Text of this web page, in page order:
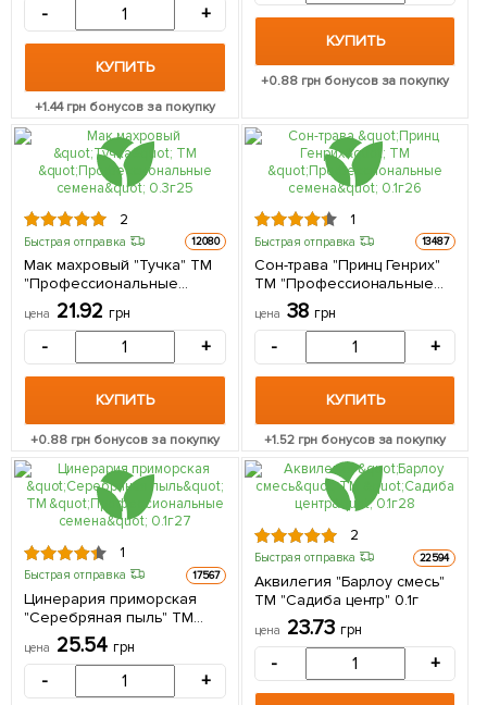
- +
КУПИТЬ
+1.44грн бонусов за покупку
КУПИТЬ
+0.88грн бонусов за покупку
2
Быстрая отправка 12080
Мак махровый "Тучка" ТМ
"Профессиональные
семена" 0.3г
цена 21.92 грн
- +
КУПИТЬ
+0.88 грн бонусов за покупку
1
Быстрая отправка 13487
Сон-трава "Принц Генрих"
ТМ "Профессиональные
семена" 0.1г
цена 38 грн
- +
КУПИТЬ
+1.52грн бонусов за покупку
1
Быстрая отправка 17567
Цинерария приморская
"Серебряная пыль" ТМ
"Профессиональные
семена" 0.1г
цена 25.54 грн
- +
2
Быстрая отправка 22594
Аквилегия "Барлоу смесь"
ТМ "Садиба центр" 0.1г
цена 23.73 грн
- +